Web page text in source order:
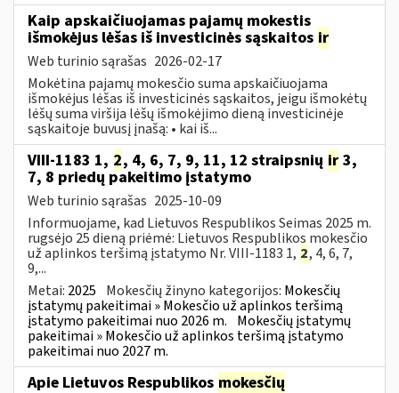
Kaip apskaičiuojamas pajamų mokestis
išmokėjus lėšas iš investicinės sąskaitos ir
Web turinio sąrašas 2026-02-17
Mokėtina pajamų mokesčio suma apskaičiuojama
išmokėjus lėšas iš investicinės sąskaitos, jeigu išmokėtų
lėšų suma viršija lėšų išmokėjimo dieną investicinėje
sąskaitoje buvusį įnašą: • kai iš...
VIII-1183 1, 2, 4, 6, 7, 9, 11, 12 straipsnių ir 3,
7, 8 priedų pakeitimo įstatymo
Web turinio sąrašas 2025-10-09
Informuojame, kad Lietuvos Respublikos Seimas 2025 m.
rugsėjo 25 dieną priėmė: Lietuvos Respublikos mokesčio
už aplinkos teršimą įstatymo Nr. VIII-1183 1, 2, 4, 6, 7,
9,...
Metai: 2025 Mokesčių žinyno kategorijos: Mokesčių
įstatymų pakeitimai » Mokesčio už aplinkos teršimą
įstatymo pakeitimai nuo 2026 m. Mokesčių įstatymų
pakeitimai » Mokesčio už aplinkos teršimą įstatymo
pakeitimai nuo 2027 m.
Apie Lietuvos Respublikos mokesčių